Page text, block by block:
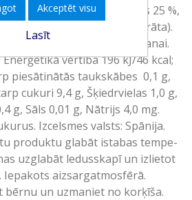
65 %, arbūza biezenis 25 %,
%, citronu sula (no koncentrāta).
cukura*. Gatavs ēšanai.
vērtība 196 kJ/46 kcal;
piesātinātās taukskābes 0,1 g,
cukuri 9,4 g, Šķiedrvielas 1,0 g,
g, Sāls 0,01 g, Nātrijs 4,0 mg.
Izcelsmes valsts: Spānija.
produktu glabāt istabas tempe-
uzglabāt ledusskapī un izlietot
Iepakots aizsargatmosfērā.
bērnu un uzmaniet no korķīša.
Akceptēt visu
Lasīt